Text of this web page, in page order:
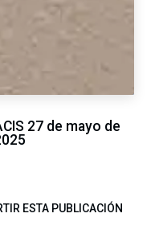
27 de mayo de
ESTA PUBLICACIÓN